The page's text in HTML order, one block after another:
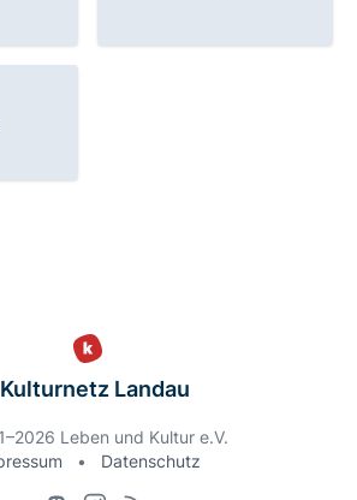
Kulturnetz Landau
Leben und Kultur e.V.
• Datenschutz